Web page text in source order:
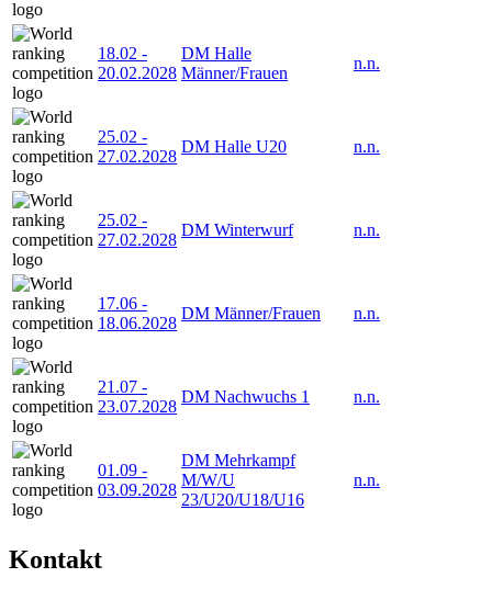
18.02 -
20.02.2028
DM Halle
Männer/Frauen
n.n.
25.02 -
27.02.2028
DM Halle U20 n.n.
25.02 -
27.02.2028
DM Winterwurf n.n.
17.06 -
18.06.2028
DM Männer/Frauen n.n.
21.07 -
23.07.2028
DM Nachwuchs 1 n.n.
01.09 -
03.09.2028
DM Mehrkampf
M/W/U
23/U20/U18/U16
n.n.
Kontakt